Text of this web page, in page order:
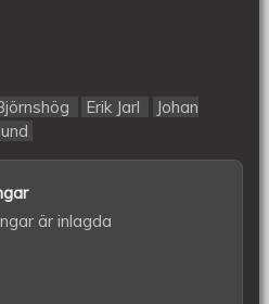
Erik Jarl
Johan
är inlagda